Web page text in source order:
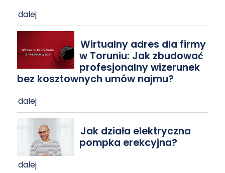
dalej
Wirtualny adres dla firmy
w Toruniu: Jak zbudować
profesjonalny wizerunek
bez kosztownych umów najmu?
dalej
Jak działa elektryczna
pompka erekcyjna?
dalej